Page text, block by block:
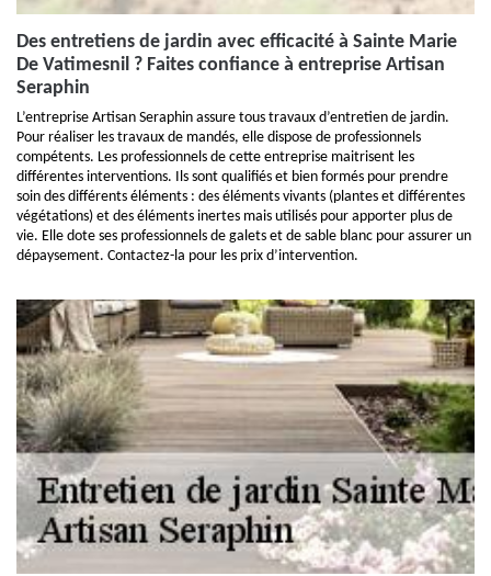
Des entretiens de jardin avec efficacité à Sainte Marie
De Vatimesnil ? Faites confiance à entreprise Artisan
Seraphin
L’entreprise Artisan Seraphin assure tous travaux d’entretien de jardin.
Pour réaliser les travaux de mandés, elle dispose de professionnels
compétents. Les professionnels de cette entreprise maitrisent les
différentes interventions. Ils sont qualifiés et bien formés pour prendre
soin des différents éléments : des éléments vivants (plantes et différentes
végétations) et des éléments inertes mais utilisés pour apporter plus de
vie. Elle dote ses professionnels de galets et de sable blanc pour assurer un
dépaysement. Contactez-la pour les prix d’intervention.